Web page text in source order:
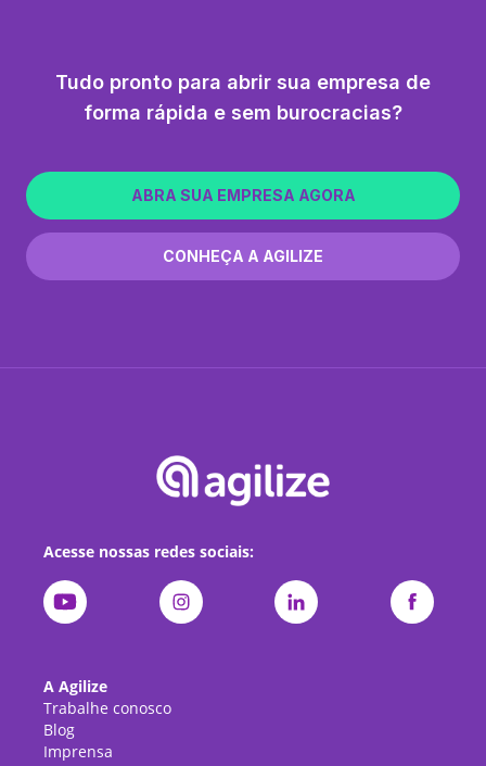
Tudo pronto para abrir sua empresa de
forma rápida e sem burocracias?
ABRA SUA EMPRESA AGORA
CONHEÇA A AGILIZE
Acesse nossas redes sociais:
A Agilize
Trabalhe conosco
Blog
Imprensa